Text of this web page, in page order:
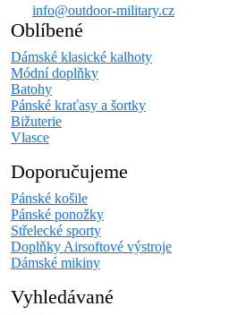
info@outdoor-military.cz
Oblíbené
Dámské klasické kalhoty
Módní doplňky
Batohy
Pánské kraťasy a šortky
Bižuterie
Vlasce
Doporučujeme
Pánské košile
Pánské ponožky
Střelecké sporty
Doplňky Airsoftové výstroje
Dámské mikiny
Vyhledávané